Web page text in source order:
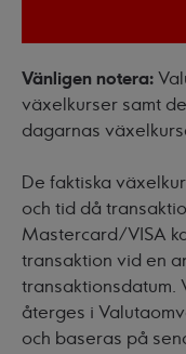
Vänligen notera:
växelkurser samt
dagarnas
De faktiska
och tid då
Mastercard/VISA
transaktion vid en
transaktionsdatum.
återges i
och baseras på